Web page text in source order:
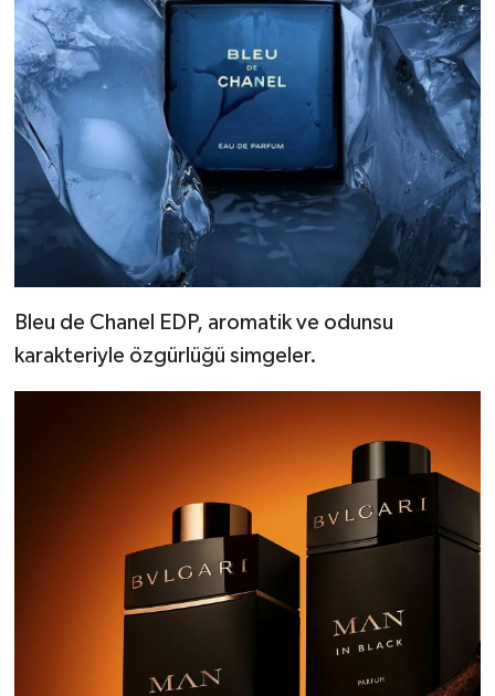
Bleu de Chanel EDP, aromatik ve odunsu
karakteriyle özgürlüğü simgeler.